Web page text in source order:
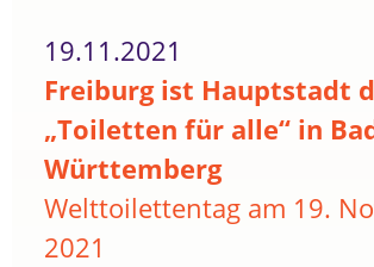
19.11.2021
Freiburg ist Hauptstadt
„Toiletten für alle“ in
Württemberg
Welttoilettentag am 19.
2021